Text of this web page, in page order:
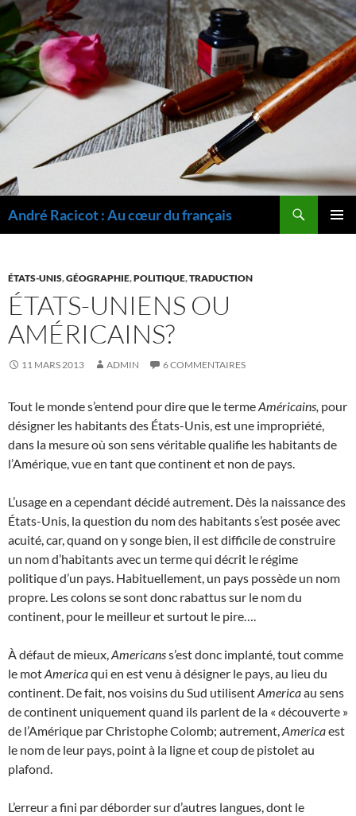
André Racicot : Au cœur du français
ÉTATS-UNIS,GÉOGRAPHIE,POLITIQUE,TRADUCTION
ÉTATS-UNIENS OU
AMÉRICAINS?
11 MARS 2013 ADMIN 6 COMMENTAIRES
Tout le monde s’entend pour dire que le termeAméricains, pour
désigner les habitants des États-Unis, est une impropriété,
dans la mesure où son sens véritable qualifie les habitants de
l’Amérique, vue en tant que continent et non de pays.
L’usage en a cependant décidé autrement. Dès la naissance des
États-Unis, la question du nom des habitants s’est posée avec
acuité, car, quand on y songe bien, il est difficile de construire
un nom d’habitants avec un terme qui décrit le régime
politique d’un pays. Habituellement, un pays possède un nom
propre. Les colons se sont donc rabattus sur le nom du
continent, pour le meilleur et surtout le pire….
À défaut de mieux,Americanss’est donc implanté, tout comme
le motAmericaqui en est venu à désigner le pays, au lieu du
continent. De fait, nos voisins du Sud utilisentAmericaau sens
de continent uniquement quand ils parlent de la « découverte »
de l’Amérique par Christophe Colomb; autrement,Americaest
le nom de leur pays, point à la ligne et coup de pistolet au
plafond.
L’erreur a fini par déborder sur d’autres langues, dont le